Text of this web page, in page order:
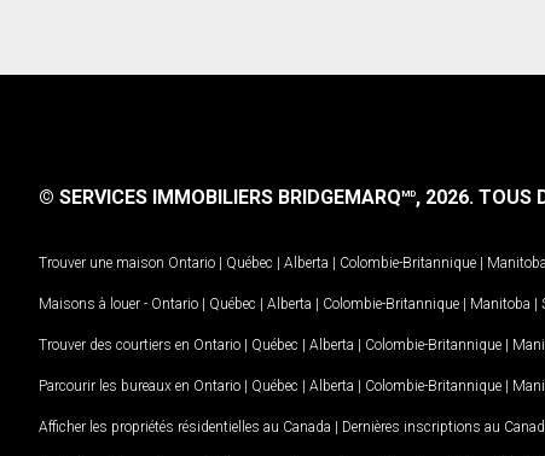
© SERVICES IMMOBILIERS BRIDGEMARQMD, 2026. TOUS
Trouver une maison Ontario Québec Alberta Colombie-Britannique Manitoba
Maisons à louer - Ontario Québec Alberta Colombie-Britannique Manitoba
Trouver des courtiers en Ontario Québec Alberta Colombie-Britannique
Parcourir les bureaux en Ontario Québec Alberta Colombie-Britannique
Afficher les propriétés résidentielles au Canada Dernières inscriptions au